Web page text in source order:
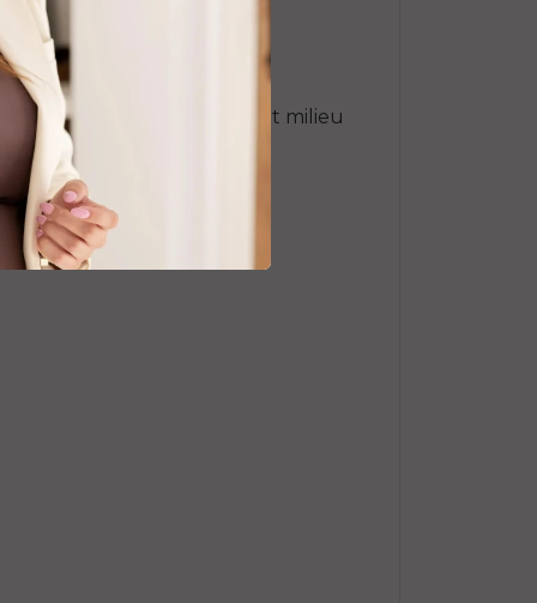
de vloeistof) welke aan het
is dus veel beter voor het milieu